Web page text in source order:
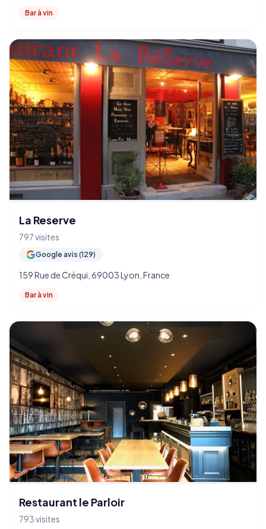
Bar à vin
La Reserve
797 visites
Google avis (129)
159 Rue de Créqui, 69003 Lyon, France
Bar à vin
Restaurant le Parloir
793 visites